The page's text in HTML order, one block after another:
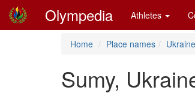
Olympedia Athletes
Home Place names Ukraine
Sumy,